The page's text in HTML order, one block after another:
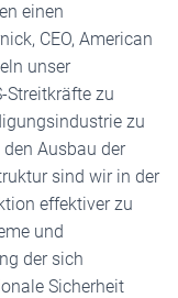
einen
CEO, American
unser
Streitkräfte zu
zu
Ausbau der
sind wir in der
effektiver zu
und
der sich
Sicherheit